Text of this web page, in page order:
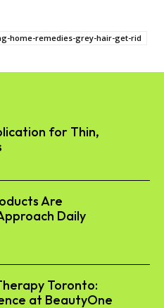
home-remedies-grey-hair-get-rid
for Thin,
Are
Daily
Toronto:
at BeautyOne